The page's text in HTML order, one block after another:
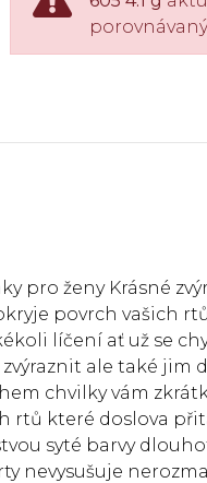
pro ženy Krásné
povrch vašich
líčení ať už se
ale také
chvilky vám
rtů které doslova
syté barvy
nevysušuje